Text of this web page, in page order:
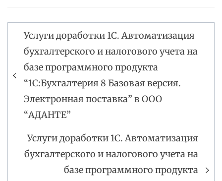
Навигация
по
записям
Услуги доработки 1С. Автоматизация
бухгалтерского и налогового учета на
базе программного продукта
“1С:Бухгалтерия 8 Базовая версия.
Электронная поставка” в ООО
“АДАНТЕ”
Услуги доработки 1С. Автоматизация
бухгалтерского и налогового учета на
базе программного продукта